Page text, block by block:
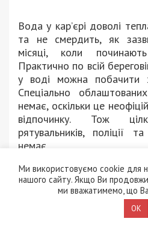
Вода у кар’єрі доволі
та не смердить, як
місяці, коли
Практично по всій
у воді можна побачити
Спеціально
немає, оскільки це
відпочинку. Тож
рятувальників, поліції
немає.
Ми використовуємо cookie для
нашого сайту. Якщо Ви
ми вважатимемо, що
OK